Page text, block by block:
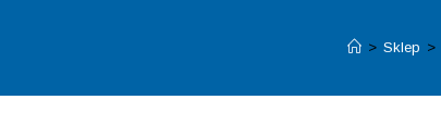
> Sklep >